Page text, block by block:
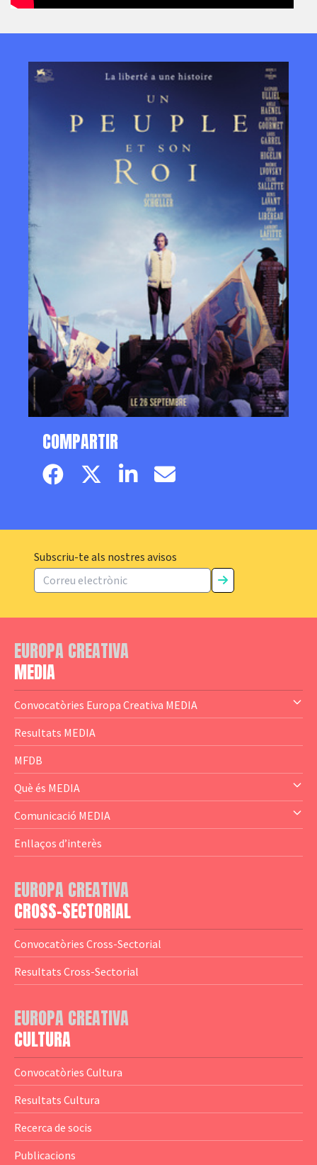
COMPARTIR
Facebook pageTwitter page
LinkedinEmail
Subscriu-te als nostres avisos
EUROPA CREATIVA
MEDIA
Convocatòries Europa Creativa MEDIA
— Content Cluster
— Business Cluster
— Audience Cluster
— Altres
Resultats MEDIA
MFDB
Què és MEDIA
— El subprograma MEDIA
— Agència Executiva
— Logotips
Comunicació MEDIA
— Estrenes a Catalunya
— Notícies
— Publicacions
— Guies MEDIA
— Altres Guies
— Presentacions
— Estudis
Enllaços d’interès
EUROPA CREATIVA
CROSS-SECTORIAL
Convocatòries Cross-Sectorial
Resultats Cross-Sectorial
EUROPA CREATIVA
CULTURA
Convocatòries Cultura
Resultats Cultura
Recerca de socis
Publicacions